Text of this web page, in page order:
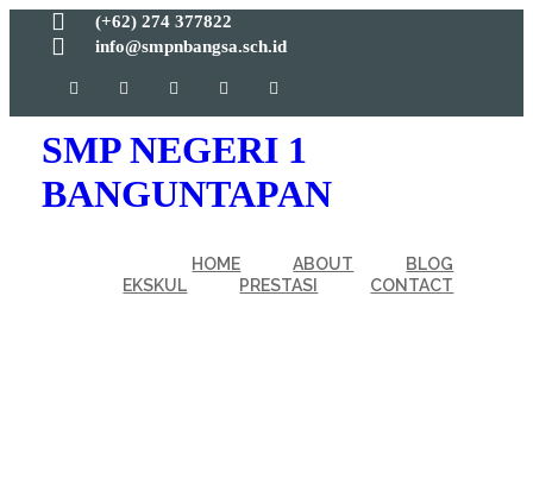
(+62) 274 377822
info@smpnbangsa.sch.id
SMP NEGERI 1
BANGUNTAPAN
HOME ABOUT
BLOG
EKSKUL
PRESTASI CONTACT